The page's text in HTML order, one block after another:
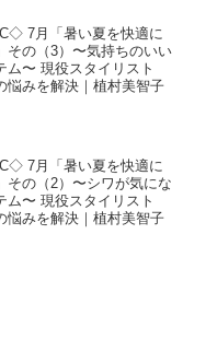
7月「暑い夏を快適に
その（3）〜気持ちのいい
ム〜 現役スタイリスト
悩みを解決｜植村美智子
7月「暑い夏を快適に
その（2）〜シワが気にな
ム〜 現役スタイリスト
悩みを解決｜植村美智子